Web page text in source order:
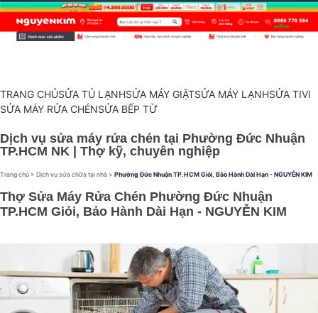
TRANG CHỦSỬA TỦ LẠNHSỬA MÁY GIẶTSỬA MÁY LẠNHSỬA TIVI
SỬA MÁY RỬA CHÉNSỬA BẾP TỪ
Dịch vụ sửa máy rửa chén tại Phường Đức Nhuận
TP.HCM NK | Thợ kỹ, chuyên nghiệp
Trang chủ > Dịch vụ sửa chữa tại nhà > Phường Đức Nhuận TP.HCM Giỏi, Bảo Hành Dài Hạn - NGUYỄN KIM
Thợ Sửa Máy Rửa Chén Phường Đức Nhuận
TP.HCM Giỏi, Bảo Hành Dài Hạn - NGUYỄN KIM